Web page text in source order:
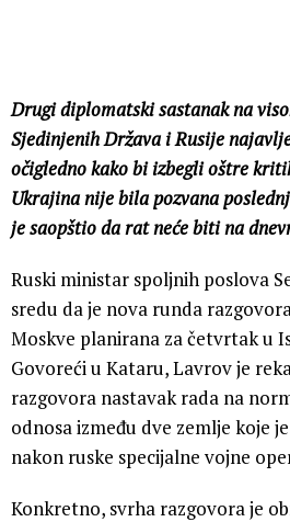
Drugi diplomatski sastanak na
Sjedinjenih Država i Rusije
očigledno kako bi izbegli oštre
Ukrajina nije bila pozvana
je saopštio da rat neće biti na
Ruski ministar spoljnih poslova
sredu da je nova runda
Moskve planirana za četvrtak u
Govoreći u Kataru, Lavrov je
razgovora nastavak rada na
odnosa između dve zemlje koje
nakon ruske specijalne vojne
Konkretno, svrha razgovora je